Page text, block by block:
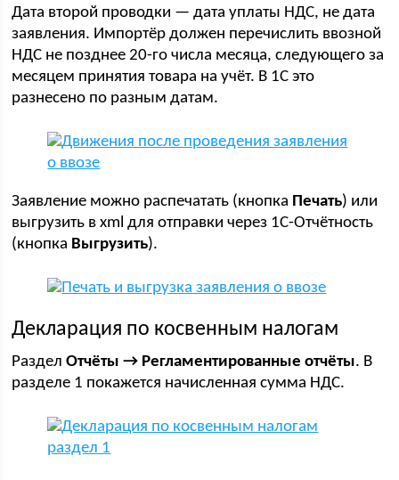
Дата второй проводки — дата уплаты НДС, не дата
заявления. Импортёр должен перечислить ввозной
НДС не позднее 20-го числа месяца, следующего за
месяцем принятия товара на учёт. В 1С это
разнесено по разным датам.
Заявление можно распечатать (кнопка Печать) или
выгрузить в xml для отправки через 1С-Отчётность
(кнопка Выгрузить).
Декларация по косвенным налогам
РазделОтчёты → Регламентированные отчёты. В
разделе 1 покажется начисленная сумма НДС.